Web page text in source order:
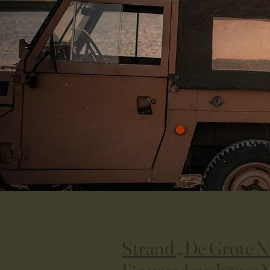
Strand „De Grote